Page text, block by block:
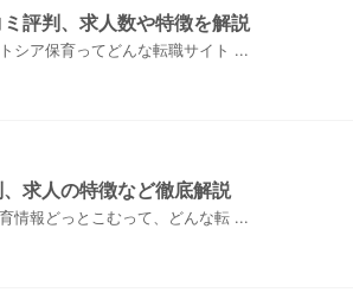
評判、求人数や特徴を解説
シア保育ってどんな転職サイト ...
求人の特徴など徹底解説
情報どっとこむって、どんな転 ...